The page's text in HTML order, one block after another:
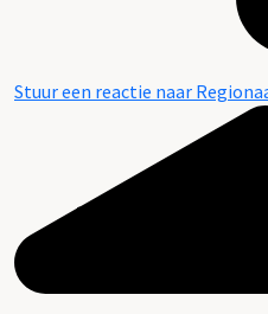
Stuur een reactie naar